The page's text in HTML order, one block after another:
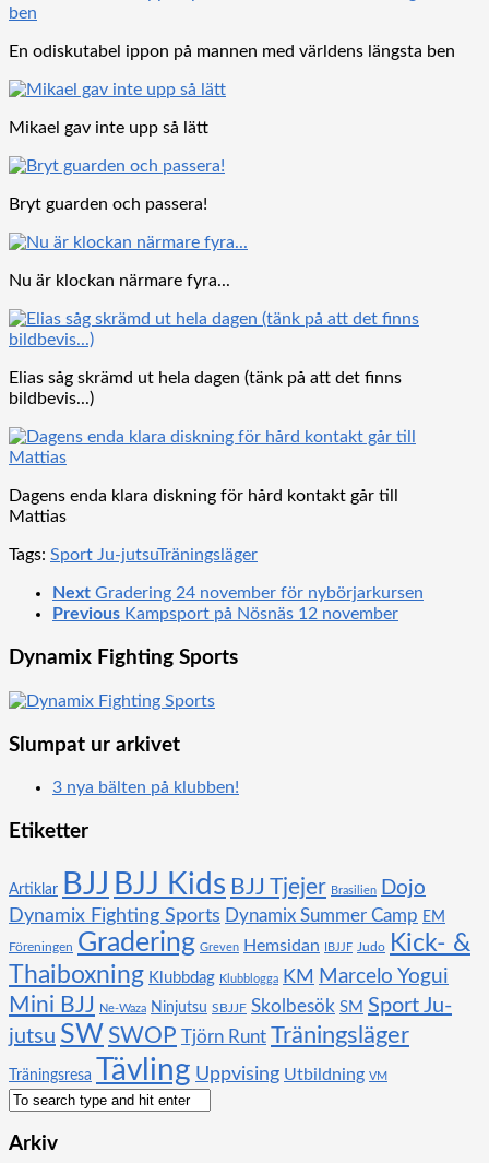
En odiskutabel ippon på mannen med världens längsta ben
Mikael gav inte upp så lätt
Bryt guarden och passera!
Nu är klockan närmare fyra...
Elias såg skrämd ut hela dagen (tänk på att det finns
bildbevis...)
Dagens enda klara diskning för hård kontakt går till
Mattias
Tags: Sport Ju-jutsuTräningsläger
Next Gradering 24 november för nybörjarkursen
Previous Kampsport på Nösnäs 12 november
Dynamix Fighting Sports
Slumpat ur arkivet
3 nya bälten på klubben!
Etiketter
Artiklar BJJ BJJ Kids BJJ Tjejer Brasilien Dojo
Dynamix Fighting Sports Dynamix Summer Camp EM
Föreningen Gradering Greven Hemsidan IBJJF Judo
Kick- &
Thaiboxning Klubbdag Klubblogga KM Marcelo Yogui
Mini BJJ Ne-Waza Ninjutsu SBJJF Skolbesök SM Sport Ju-
jutsu SW SWOP Tjörn Runt Träningsläger
Träningsresa Tävling Uppvising Utbildning VM
Arkiv